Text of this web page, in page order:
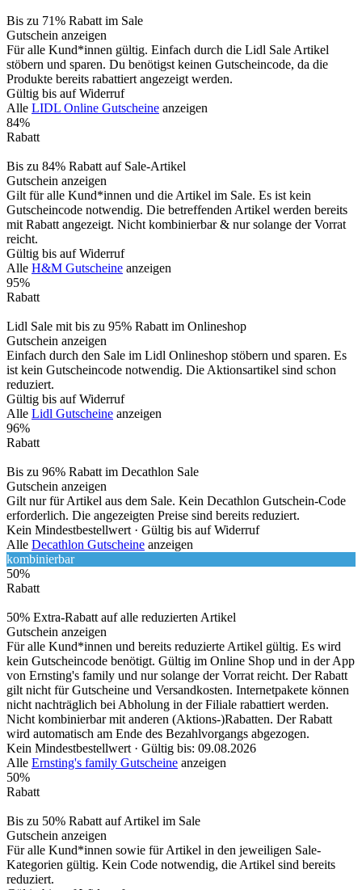
Bis zu 71% Rabatt im Sale
Gutschein anzeigen
Für alle Kund*innen gültig. Einfach durch die Lidl Sale Artikel
stöbern und sparen. Du benötigst keinen Gutscheincode, da die
Produkte bereits rabattiert angezeigt werden.
Gültig bis auf Widerruf
Alle LIDL Online Gutscheine anzeigen
84%
Rabatt
Bis zu 84% Rabatt auf Sale-Artikel
Gutschein anzeigen
Gilt für alle Kund*innen und die Artikel im Sale. Es ist kein
Gutscheincode notwendig. Die betreffenden Artikel werden bereits
mit Rabatt angezeigt. Nicht kombinierbar & nur solange der Vorrat
reicht.
Gültig bis auf Widerruf
Alle H&M Gutscheine anzeigen
95%
Rabatt
Lidl Sale mit bis zu 95% Rabatt im Onlineshop
Gutschein anzeigen
Einfach durch den Sale im Lidl Onlineshop stöbern und sparen. Es
ist kein Gutscheincode notwendig. Die Aktionsartikel sind schon
reduziert.
Gültig bis auf Widerruf
Alle Lidl Gutscheine anzeigen
96%
Rabatt
Bis zu 96% Rabatt im Decathlon Sale
Gutschein anzeigen
Gilt nur für Artikel aus dem Sale. Kein Decathlon Gutschein-Code
erforderlich. Die angezeigten Preise sind bereits reduziert.
Kein Mindestbestellwert · Gültig bis auf Widerruf
Alle Decathlon Gutscheine anzeigen
kombinierbar
50%
Rabatt
50% Extra-Rabatt auf alle reduzierten Artikel
Gutschein anzeigen
Für alle Kund*innen und bereits reduzierte Artikel gültig. Es wird
kein Gutscheincode benötigt. Gültig im Online Shop und in der App
von Ernsting's family und nur solange der Vorrat reicht. Der Rabatt
gilt nicht für Gutscheine und Versandkosten. Internetpakete können
nicht nachträglich bei Abholung in der Filiale rabattiert werden.
Nicht kombinierbar mit anderen (Aktions-)Rabatten. Der Rabatt
wird automatisch am Ende des Bezahlvorgangs abgezogen.
Kein Mindestbestellwert · Gültig bis: 09.08.2026
Alle Ernsting's family Gutscheine anzeigen
50%
Rabatt
Bis zu 50% Rabatt auf Artikel im Sale
Gutschein anzeigen
Für alle Kund*innen sowie für Artikel in den jeweiligen Sale-
Kategorien gültig. Kein Code notwendig, die Artikel sind bereits
reduziert.